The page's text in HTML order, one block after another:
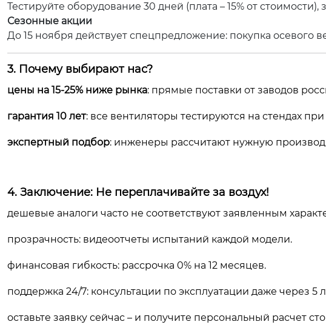
Тестируйте оборудование 30 дней (плата – 15% от стоимости),
Сезонные акции
До 15 ноября действует спецпредложение: покупка осевого
3. Почему выбирают нас?
цены на 15-25% ниже рынка: прямые поставки от заводов
гарантия 10 лет: все вентиляторы тестируются на стендах
экспертный подбор: инженеры рассчитают нужную
4. Заключение: Не переплачивайте за воздух!
дешевые аналоги часто не соответствуют заявленным
прозрачность: видеоотчеты испытаний каждой модели.
финансовая гибкость: рассрочка 0% на 12 месяцев.
поддержка 24/7: консультации по эксплуатации даже через 5
оставьте заявку сейчас – и получите персональный расчет